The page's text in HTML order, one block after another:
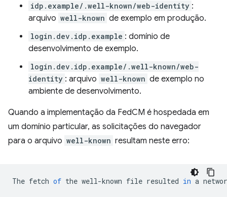
idp.example/.well-known/web-identity :
arquivo well-known de exemplo em produção.
login.dev.idp.example : domínio de
desenvolvimento de exemplo.
login.dev.idp.example/.well-known/web-
identity : arquivo well-known de exemplo no
ambiente de desenvolvimento.
Quando a implementação da FedCM é hospedada em
um domínio particular, as solicitações do navegador
para o arquivo well-known resultam neste erro:
The fetch of the well-known file resulted in a